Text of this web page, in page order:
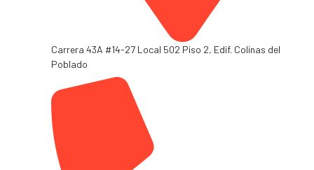
Carrera 43A #14-27 Local 502 Piso 2, Edif. Colinas del
Poblado